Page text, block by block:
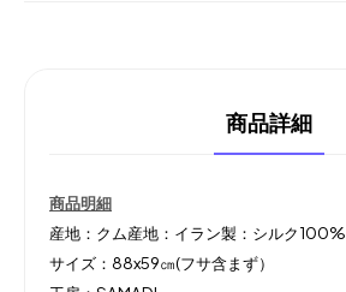
商品詳細
商品明細
産地：クム産地：イラン製：シルク100%
サイズ：88x59㎝(フサ含まず）